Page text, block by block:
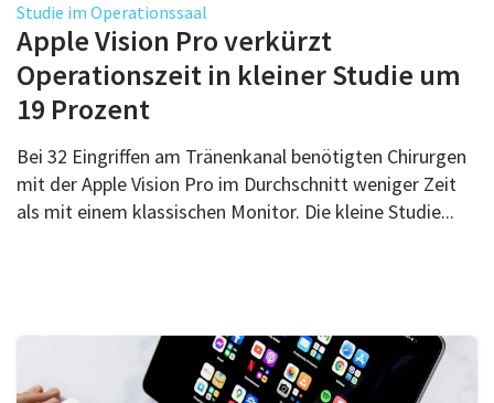
Studie im Operationssaal
Apple Vision Pro verkürzt
Operationszeit in kleiner Studie um
19 Prozent
Bei 32 Eingriffen am Tränenkanal benötigten Chirurgen
mit der Apple Vision Pro im Durchschnitt weniger Zeit
als mit einem klassischen Monitor. Die kleine Studie...